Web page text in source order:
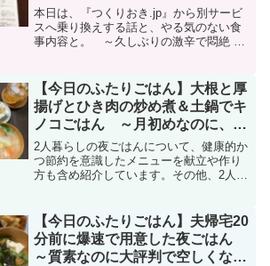
容と。 ～久しぶりの激辛で悶絶
編|дﾟ)～
本日は、『つくりおき.jp』から別サービ
スへ乗り換えする話と、やる気のない食
事内容と。 ～久しぶりの激辛で悶絶 編|
【今日のふたりごはん】大根と厚
揚げとひき肉の炒め煮＆土鍋でキ
ノコごはん ～月初めなのに、予
算カツカツ～
2人暮らしの夜ごはんについて、健康的か
つ節約を意識したメニューを献立や作り
方も含め紹介しています。その他、2人暮
【今日のふたりごはん】夫帰宅20
分前に爆速で用意した夜ごはん
～質素なのに大評判で空しくなる